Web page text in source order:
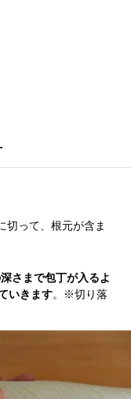
切って、根元が含ま
さまで包丁が入るよ
いきます。※切り落